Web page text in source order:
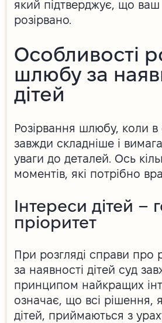
який підтверджує, що
розірвано.
Особливості
шлюбу за
дітей
Розірвання шлюбу, коли в
завжди складніше і
уваги до деталей. Ось
моментів, які потрібно
Інтереси дітей –
пріоритет
При розгляді справи про
за наявності дітей суд
принципом найкращих
означає, що всі рішення,
дітей, приймаються з